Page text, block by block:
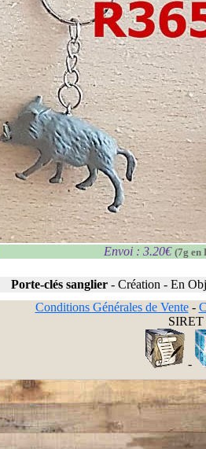
Envoi : 3.20€ (7g en
Porte-clés sanglier- Création - En
Conditions Générales de Vente-
SIRET
-